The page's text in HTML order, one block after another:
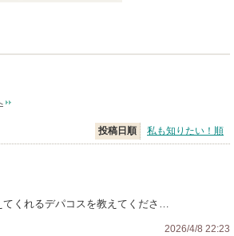
投稿日順 私も知りたい！順
てくれるデパコスを教えてくださ…
2026/4/8 22:23